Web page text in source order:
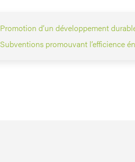
Promotion d’un développement
Subventions promouvant l’efficience